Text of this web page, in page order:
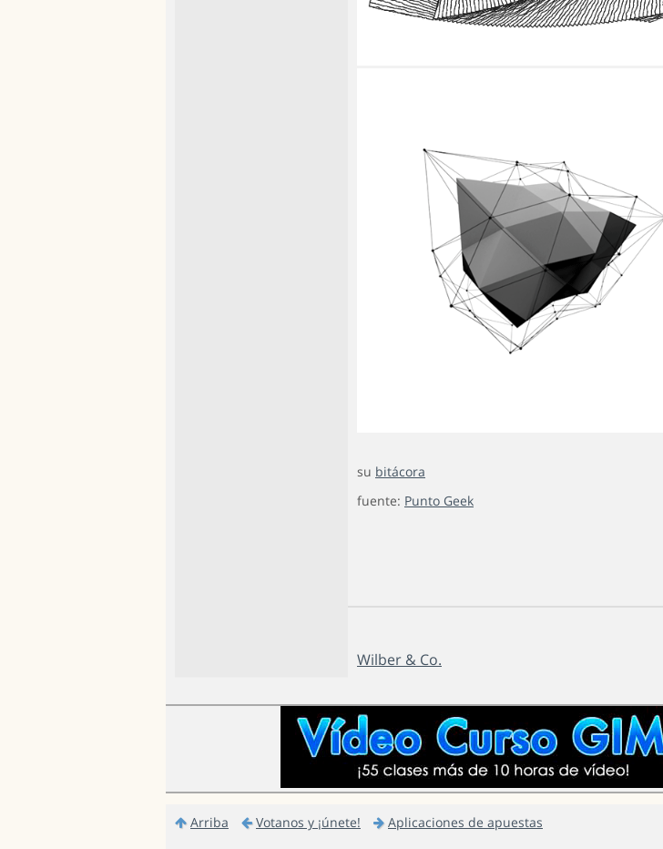
su bitácora
fuente: Punto Geek
Wilber & Co.
Arriba Votanos y ¡únete! Aplicaciones de apuestas